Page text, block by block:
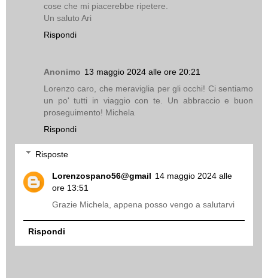
cose che mi piacerebbe ripetere.
Un saluto Ari
Rispondi
Anonimo 13 maggio 2024 alle ore 20:21
Lorenzo caro, che meraviglia per gli occhi! Ci sentiamo
un po' tutti in viaggio con te. Un abbraccio e buon
proseguimento! Michela
Rispondi
Risposte
Lorenzospano56@gmail 14 maggio 2024 alle
ore 13:51
Grazie Michela, appena posso vengo a salutarvi
Rispondi